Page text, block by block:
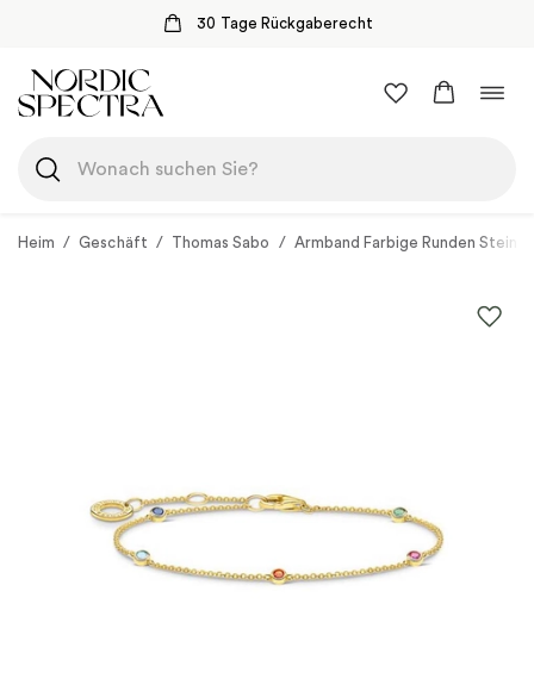
30 Tage Rückgaberecht
Inhalt
springen
Heim / Geschäft / Thomas Sabo / Armband Farbige Runden Steine